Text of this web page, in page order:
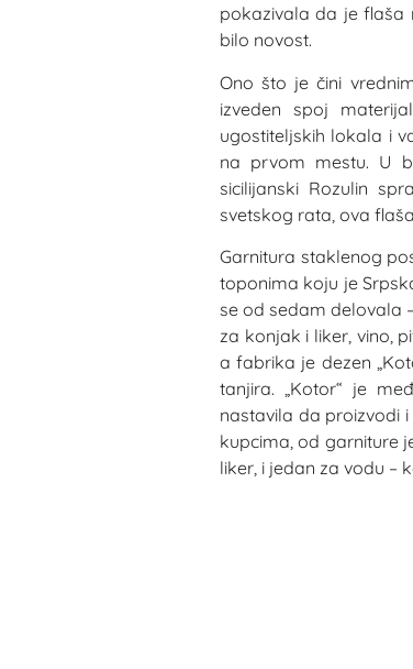
pokazivala da je flaša
bilo novost.
Ono što je čini
izveden spoj
ugostiteljskih lokala i
na prvom mestu. U
sicilijanski Rozulin
svetskog rata, ova
Garnitura staklenog
toponima koju je
se od sedam delovala
za konjak i liker, vino,
a fabrika je dezen
tanjira. „Kotor“ je
nastavila da proizvodi
kupcima, od garniture
liker, i jedan za vodu –